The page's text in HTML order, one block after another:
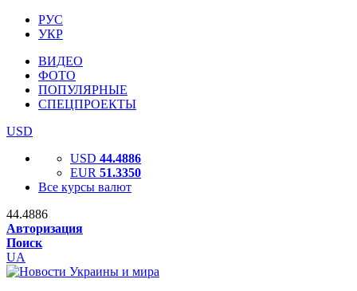
РУС
УКР
ВИДЕО
ФОТО
ПОПУЛЯРНЫЕ
СПЕЦПРОЕКТЫ
USD
USD 44.4886
EUR 51.3350
Все курсы валют
44.4886
Авторизация
Поиск
UA